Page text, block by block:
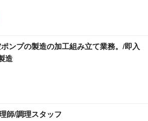
ポンプの製造の加工組み立て業務。/即入
造
師/調理スタッフ